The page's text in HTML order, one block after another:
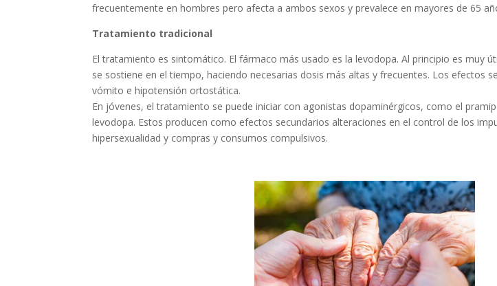
frecuentemente en hombres pero afecta a ambos sexos y prevalece en mayores de 65
Tratamiento tradicional
El tratamiento es sintomático. El fármaco más usado es la levodopa. Al principio es muy
se sostiene en el tiempo, haciendo necesarias dosis más altas y frecuentes. Los efectos
vómito e hipotensión ortostática.
En jóvenes, el tratamiento se puede iniciar con agonistas dopaminérgicos, como el
levodopa. Estos producen como efectos secundarios alteraciones en el control de los
hipersexualidad y compras y consumos compulsivos.